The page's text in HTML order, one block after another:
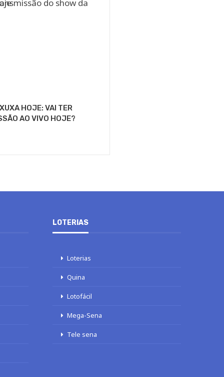
HOJE: VAI TER
AO VIVO HOJE?
LOTERIAS
Loterias
Quina
Lotofácil
Mega-Sena
Tele sena